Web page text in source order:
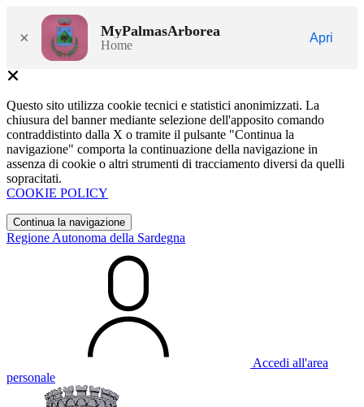
× MyPalmasArborea
Home
Apri
Questo sito utilizza cookie tecnici e statistici anonimizzati. La
chiusura del banner mediante selezione dell'apposito comando
contraddistinto dalla X o tramite il pulsante "Continua la
navigazione" comporta la continuazione della navigazione in
assenza di cookie o altri strumenti di tracciamento diversi da quelli
sopracitati.
COOKIE POLICY
Continua la navigazione
Regione Autonoma della Sardegna
Accedi all'area
personale